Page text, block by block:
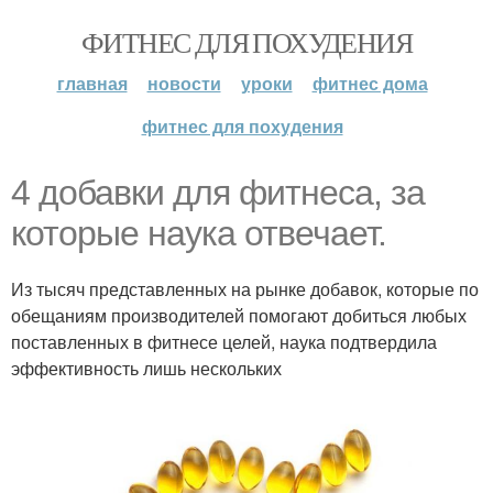
ФИТНЕС ДЛЯ ПОХУДЕНИЯ
главная новости уроки
фитнес дома
фитнес для похудения
4 добавки для фитнеса, за
которые наука отвечает.
Из тысяч представленных на рынке добавок, которые по
обещаниям производителей помогают добиться любых
поставленных в фитнесе целей, наука подтвердила
эффективность лишь нескольких